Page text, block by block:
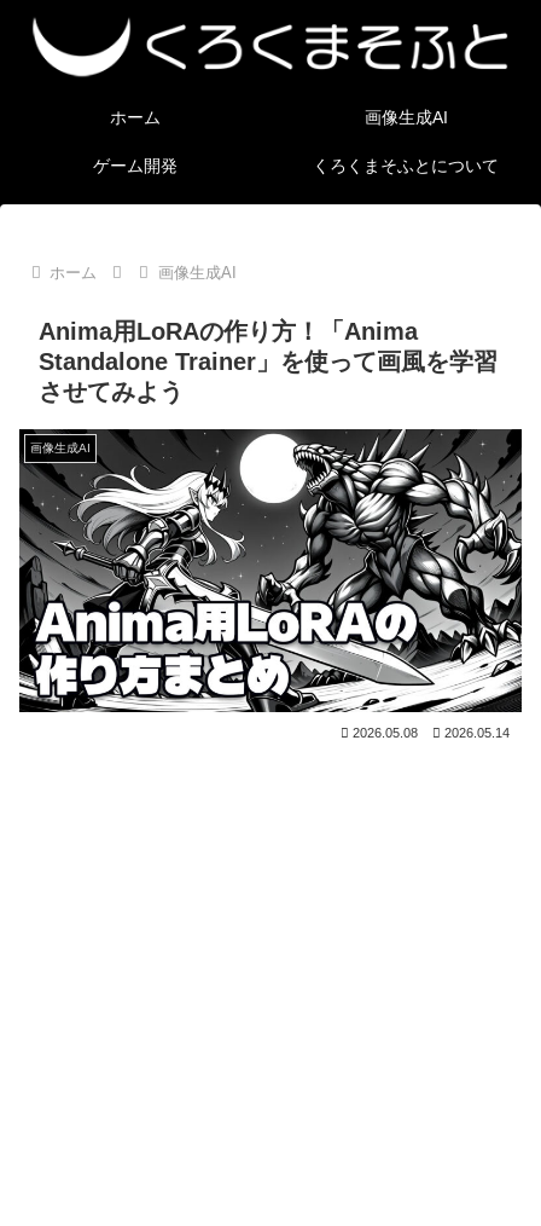
ホーム 画像生成AI
ゲーム開発 くろくまそふとについて
ホーム 画像生成AI
Anima用LoRAの作り方！「Anima
Standalone Trainer」を使って画風を学習
させてみよう
画像生成AI
2026.05.08 2026.05.14